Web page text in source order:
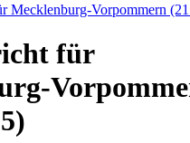
Mecklenburg-Vorpommern
für